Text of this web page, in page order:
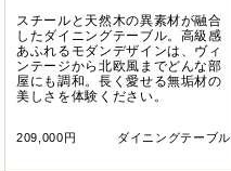
スチールと天然木の異素材が融合
したダイニングテーブル。高級感
あふれるモダンデザインは、ヴィ
ンテージから北欧風までどんな部
屋にも調和。長く愛せる無垢材の
美しさを体験ください。
209,000円 ダイニングテーブル